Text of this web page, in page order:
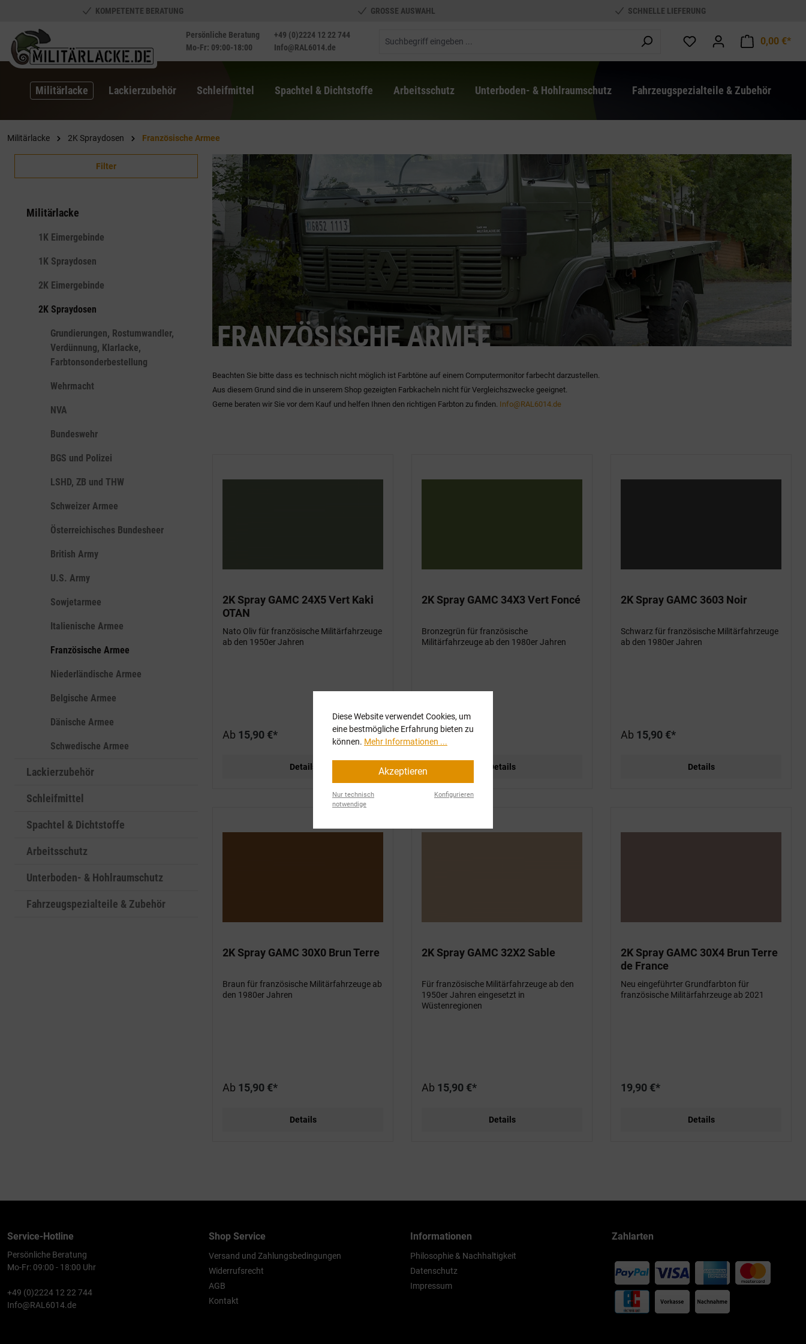
Zur Hauptnavigation springen
KOMPETENTE BERATUNG GROSSE AUSWAHL SCHNELLE LIEFERUNG
Persönliche Beratung
Mo-Fr: 09:00-18:00
+49 (0)2224 12 22 744
Info@RAL6014.de
0,00 €*
Militärlacke Lackierzubehör Schleifmittel Spachtel & Dichtstoffe Arbeitsschutz Unterboden- & Hohlraumschutz Fahrzeugspezialteile & Zubehör
Militärlacke 2K Spraydosen Französische Armee
Filter
Militärlacke
1K Eimergebinde
1K Spraydosen
2K Eimergebinde
2K Spraydosen
Grundierungen, Rostumwandler,
Verdünnung, Klarlacke,
Farbtonsonderbestellung
Wehrmacht
NVA
Bundeswehr
BGS und Polizei
LSHD, ZB und THW
Schweizer Armee
Österreichisches Bundesheer
British Army
U.S. Army
Sowjetarmee
Italienische Armee
Französische Armee
Niederländische Armee
Belgische Armee
Dänische Armee
Schwedische Armee
Lackierzubehör
Schleifmittel
Spachtel & Dichtstoffe
Arbeitsschutz
Unterboden- & Hohlraumschutz
Fahrzeugspezialteile & Zubehör
FRANZÖSISCHE ARMEE
Beachten Sie bitte dass es technisch nicht möglich ist Farbtöne auf einem Computermonitor farbecht darzustellen.
Aus diesem Grund sind die in unserem Shop gezeigten Farbkacheln nicht für Vergleichszwecke geeignet.
Gerne beraten wir Sie vor dem Kauf und helfen Ihnen den richtigen Farbton zu finden. Info@RAL6014.de
2K Spray GAMC 24X5 Vert Kaki
OTAN
Nato Oliv für französische Militärfahrzeuge
ab den 1950er Jahren
Ab 15,90 €*
Details
2K Spray GAMC 34X3 Vert Foncé
Bronzegrün für französische
Militärfahrzeuge ab den 1980er Jahren
Ab15,90 €*
Details
2K Spray GAMC 3603 Noir
Schwarz für französische Militärfahrzeuge
ab den 1980er Jahren
Ab 15,90 €*
Details
2K Spray GAMC 30X0 Brun Terre
Braun für französische Militärfahrzeuge ab
den 1980er Jahren
Ab 15,90 €*
Details
2K Spray GAMC 32X2 Sable
Für französische Militärfahrzeuge ab den
1950er Jahren eingesetzt in
Wüstenregionen
Ab 15,90 €*
Details
2K Spray GAMC 30X4 Brun Terre
de France
Neu eingeführter Grundfarbton für
französische Militärfahrzeuge ab 2021
19,90 €*
Details
Service-Hotline
Persönliche Beratung
Mo-Fr: 09:00 - 18:00 Uhr
+49 (0)2224 12 22 744
Info@RAL6014.de
Shop Service
Versand und Zahlungsbedingungen
Widerrufsrecht
AGB
Kontakt
Informationen
Philosophie & Nachhaltigkeit
Datenschutz
Impressum
Zahlarten
Diese Website verwendet Cookies, um
eine bestmögliche Erfahrung bieten zu
können. Mehr Informationen ...
Akzeptieren
Nur technisch
notwendige
Konfigurieren